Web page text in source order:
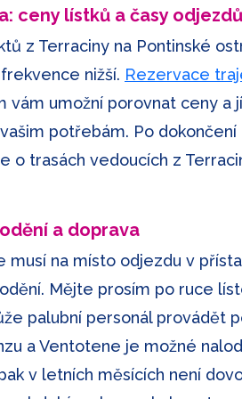
ceny lístků a časy odjezdů
z Terraciny na Pontinské
nižší. Rezervace
vám umožní porovnat ceny
potřebám. Po
o trasách vedoucích z
a doprava
musí na místo odjezdu v
Mějte prosím po ruce
palubní personál provádět
a Ventotene je možné
v letních měsících není